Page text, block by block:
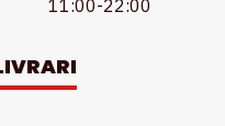
11:00-22:00